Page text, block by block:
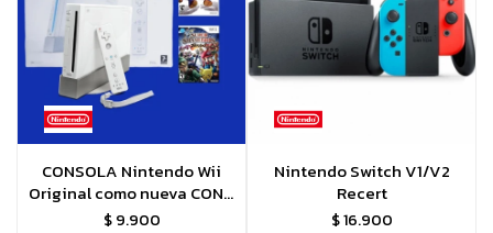
CONSOLA Nintendo Wii
Original como nueva CON 2
JUEGOS ORIGINALES
$ 9.900
Nintendo Switch V1/V2
Recert
$16.900
Accesorios